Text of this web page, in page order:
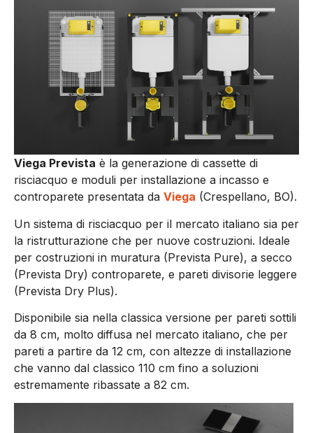
Viega Prevista è la generazione di cassette di
risciacquo e moduli per installazione a incasso e
controparete presentata da Viega (Crespellano, BO).
Un sistema di risciacquo per il mercato italiano sia per
la ristrutturazione che per nuove costruzioni. Ideale
per costruzioni in muratura (Prevista Pure), a secco
(Prevista Dry) controparete, e pareti divisorie leggere
(Prevista Dry Plus).
Disponibile sia nella classica versione per pareti sottili
da 8 cm, molto diffusa nel mercato italiano, che per
pareti a partire da 12 cm, con altezze di installazione
che vanno dal classico 110 cm fino a soluzioni
estremamente ribassate a 82 cm.